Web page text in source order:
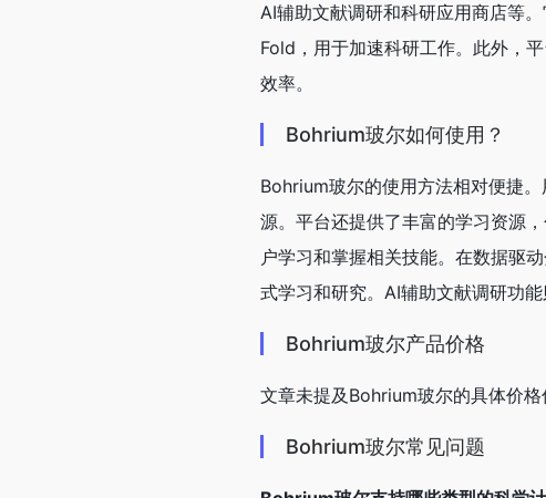
AI辅助文献调研和科研应用商店等
Fold，用于加速科研工作。此外，
效率。
Bohrium玻尔如何使用？
Bohrium玻尔的使用方法相对便捷
源。平台还提供了丰富的学习资源
户学习和掌握相关技能。在数据驱
式学习和研究。AI辅助文献调研功
Bohrium玻尔产品价格
文章未提及Bohrium玻尔的具体价
Bohrium玻尔常见问题